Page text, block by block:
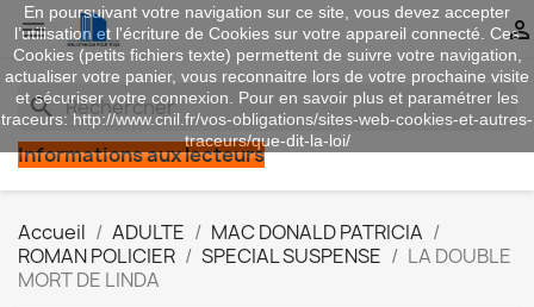
 
search
Informations aux lecteurs
Accueil ADULTE
MAC DONALD PATRICIA
ROMAN POLICIER
SPECIAL SUSPENSE
LA DOUBLE
MORT DE LINDA
En poursuivant votre navigation sur ce site, vous devez accepter
l’utilisation et l'écriture de Cookies sur votre appareil connecté. Ces
Cookies (petits fichiers texte) permettent de suivre votre navigation,
actualiser votre panier, vous reconnaitre lors de votre prochaine visite
et sécuriser votre connexion. Pour en savoir plus et paramétrer les
traceurs: http://www.cnil.fr/vos-obligations/sites-web-cookies-et-autres-
traceurs/que-dit-la-loi/